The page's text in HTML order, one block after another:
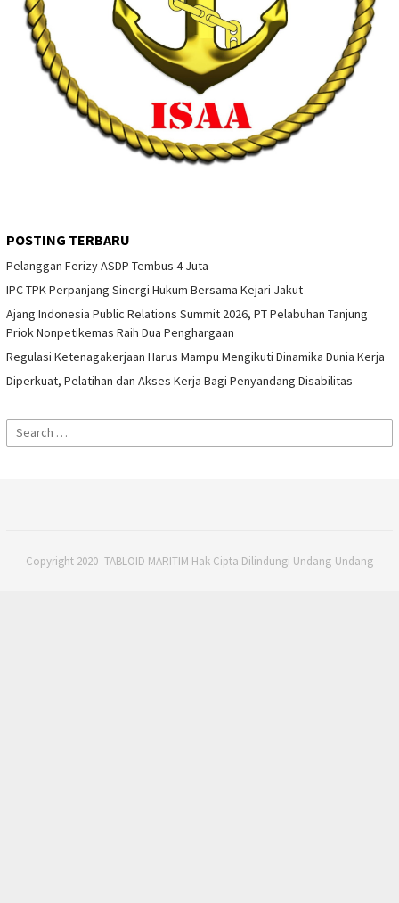
POSTING TERBARU
Pelanggan Ferizy ASDP Tembus 4 Juta
IPC TPK Perpanjang Sinergi Hukum Bersama Kejari Jakut
Ajang Indonesia Public Relations Summit 2026, PT Pelabuhan Tanjung
Priok Nonpetikemas Raih Dua Penghargaan
Regulasi Ketenagakerjaan Harus Mampu Mengikuti Dinamika Dunia Kerja
Diperkuat, Pelatihan dan Akses Kerja Bagi Penyandang Disabilitas
Search
for:
Copyright 2020- TABLOID MARITIM Hak Cipta Dilindungi Undang-Undang